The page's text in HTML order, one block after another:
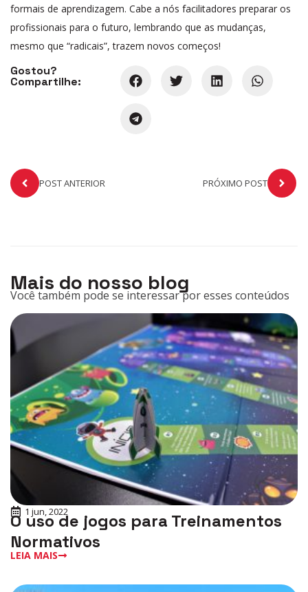
formais de aprendizagem. Cabe a nós facilitadores preparar os
profissionais para o futuro, lembrando que as mudanças,
mesmo que “radicais”, trazem novos começos!
Gostou?
Compartilhe:
POST ANTERIOR PRÓXIMO POST
Mais do nosso blog
Você também pode se interessar por esses conteúdos
1 jun, 2022
O uso de jogos para Treinamentos
Normativos
LEIA MAIS